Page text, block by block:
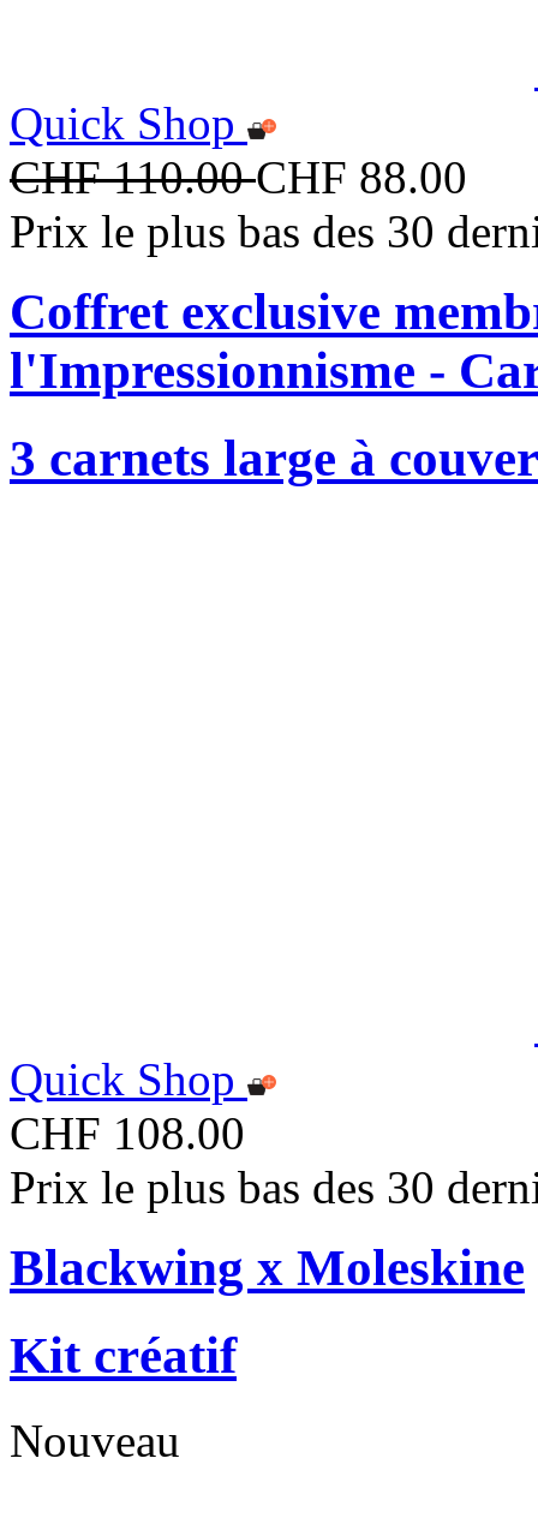
Quick Shop
CHF 110.00CHF 88.00
Prix le plus bas des 30
Coffret exclusive
l'Impressionnisme -
3 carnets large à
Quick Shop
CHF 108.00
Prix le plus bas des 30
Blackwing x Moleskine
Kit créatif
Nouveau